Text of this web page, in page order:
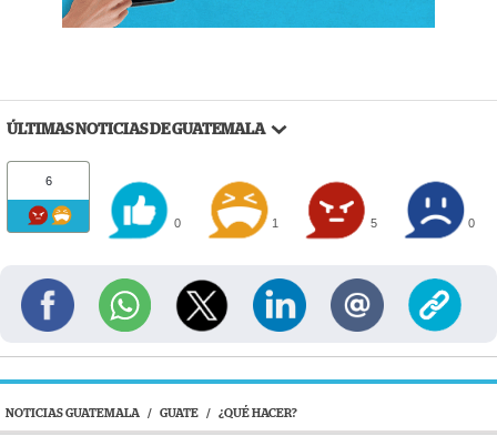
ÚLTIMAS NOTICIAS DE GUATEMALA
6
0 1 5 0
NOTICIAS GUATEMALA / GUATE / ¿QUÉ HACER?